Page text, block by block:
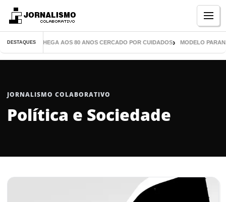
DESTAQUES
LIVROS CHEGA AOS 80 ANOS CERCADO POR CUIDADOS MODELO
JORNALISMO COLABORATIVO
Política e Sociedade